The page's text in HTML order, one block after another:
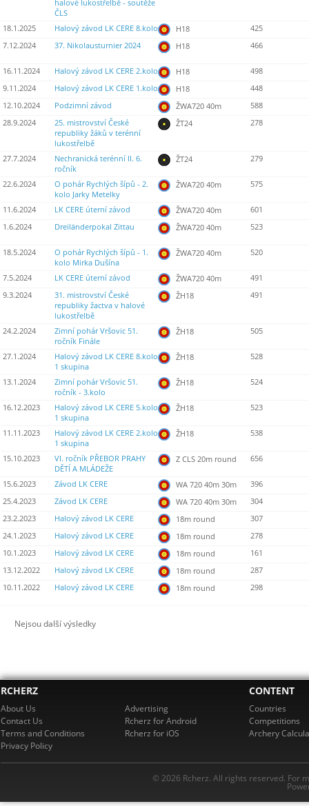
halové lukostřelbě - soutěže
ČLS
18.1.2025
Halový závod LK CERE 8.kolo H18
425
7.12.2024
37. Nikolausturnier 2024 H18 466
16.11.2024 Halový závod LK CERE 2.kolo H18
498
9.11.2024
Halový závod LK CERE 1.kolo H18
448
12.10.2024
Podzimní závod ŽWA720 40m
588
28.9.2024
25. mistrovství České
republiky žáků v terénní
lukostřelbě
ŽT24 278
27.7.2024
Nechranická terénní II. 6.
ročník
ŽT24 279
22.6.2024
O pohár Rychlých šípů - 2.
kolo Jarky Metelky
ŽWA720 40m 575
11.6.2024 LK CERE úterní závod ŽWA720 40m
601
1.6.2024
Dreiländerpokal Zittau ŽWA720 40m 523
18.5.2024
O pohár Rychlých šípů - 1.
kolo Mirka Dušína
ŽWA720 40m 520
7.5.2024 LK CERE úterní závod ŽWA720 40m
491
9.3.2024
31. mistrovství České
republiky žactva v halové
lukostřelbě
ŽH18 491
24.2.2024
Zimní pohár Vršovic 51.
ročník Finále
ŽH18 505
27.1.2024
Halový závod LK CERE 8.kolo
1 skupina
ŽH18 528
13.1.2024
Zimní pohár Vršovic 51.
ročník - 3.kolo
ŽH18 524
16.12.2023
Halový závod LK CERE 5.kolo
1 skupina
ŽH18 523
11.11.2023
Halový závod LK CERE 2.kolo
1 skupina
ŽH18 538
15.10.2023
VI. ročník PŘEBOR PRAHY
DĚTÍ A MLÁDEŽE
Z CLS 20m round 656
15.6.2023 Závod LK CERE WA 720 40m 30m
396
25.4.2023
Závod LK CERE WA 720 40m 30m
304
23.2.2023
Halový závod LK CERE 18m round
307
24.1.2023
Halový závod LK CERE 18m round
278
10.1.2023
Halový závod LK CERE 18m round
161
13.12.2022
Halový závod LK CERE 18m round
287
10.11.2022
Halový závod LK CERE 18m round 298
Nejsou další výsledky
RCHERZ
About Us
Contact Us
Terms and Conditions
Privacy Policy
Advertising
Rcherz for Android
Rcherz for iOS
CONTENT
Countries
Competitions
Archery
© 2026 Rcherz. All rights reserved. For